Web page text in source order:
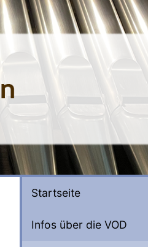
Startseite
Infos über die VOD